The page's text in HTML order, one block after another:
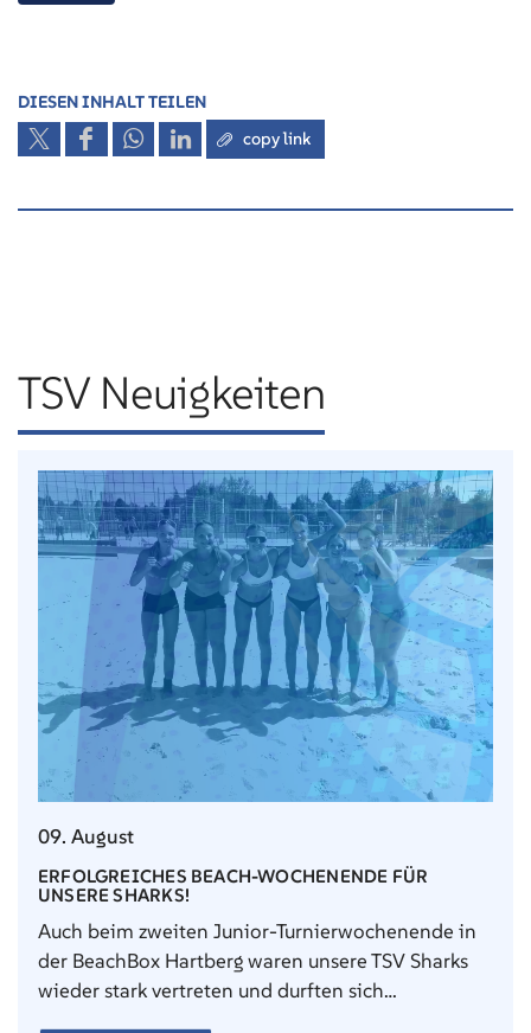
DIESEN INHALT TEILEN
copy link
TSV Neuigkeiten
09. August
ERFOLGREICHES BEACH-WOCHENENDE FÜR
UNSERE SHARKS!
Auch beim zweiten Junior-Turnierwochenende in
der BeachBox Hartberg waren unsere TSV Sharks
wieder stark vertreten und durften sich…